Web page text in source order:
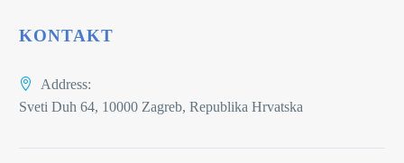
KONTAKT
Address:
Sveti Duh 64, 10000 Zagreb, Republika Hrvatska